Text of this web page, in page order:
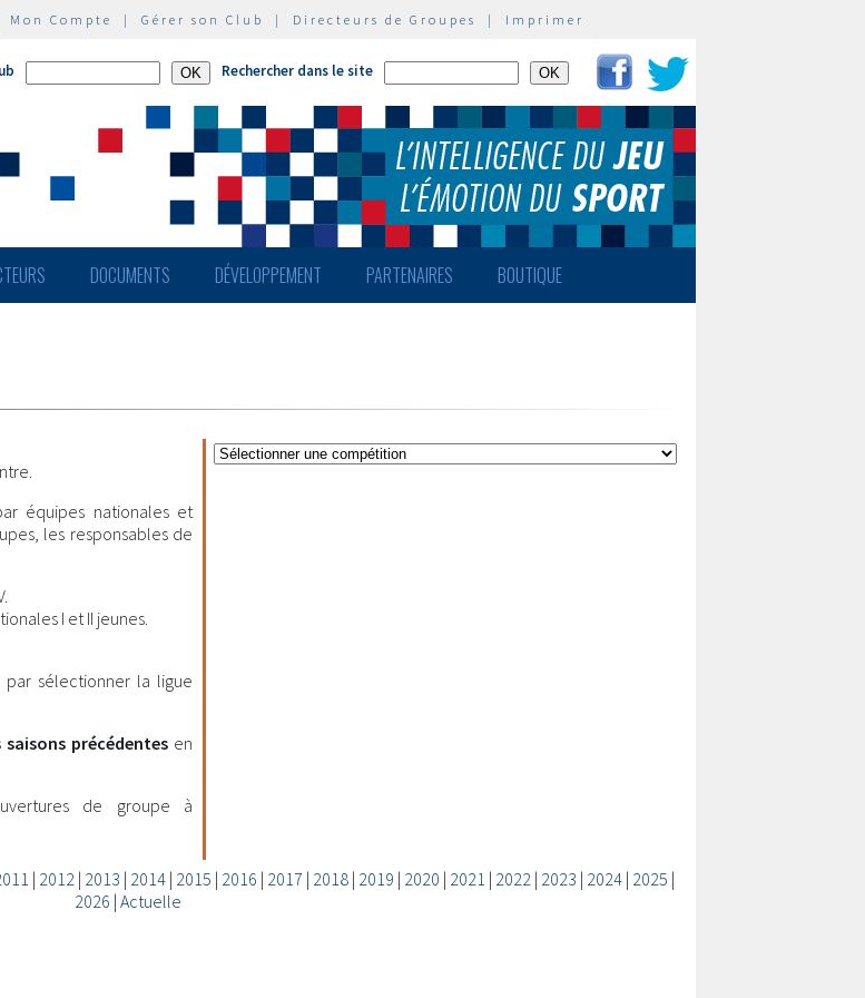
Mon Compte | Gérer son Club | Directeurs de Groupes | Imprimer
Rechercher dans le site
DOCUMENTS DÉVELOPPEMENT PARTENAIRES BOUTIQUE
équipes nationales et
les responsables de
I et II jeunes.
sélectionner la ligue
saisons précédentes en
de groupe à
| 2012| 2013 | 2014| 2015 | 2016 | 2017 | 2018| 2019 | 2020 | 2021 | 2022| 2023 | 2024| 2025 |
2026 | Actuelle